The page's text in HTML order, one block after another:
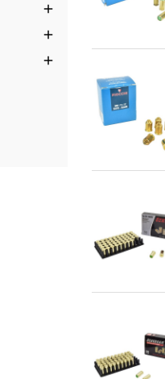



Anteprima
Anteprima
Anteprima